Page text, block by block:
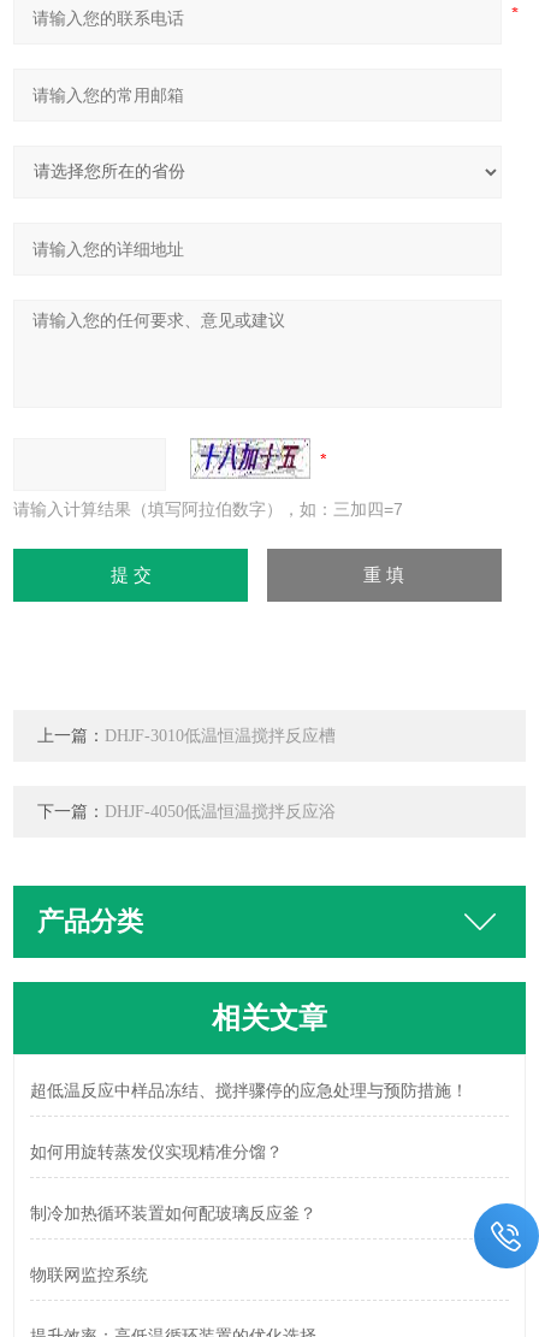
请输入计算结果（填写阿拉伯数字），如：三加四=7
上一篇： DHJF-3010低温恒温搅拌反应槽
下一篇： DHJF-4050低温恒温搅拌反应浴
产品分类
相关文章
超低温反应中样品冻结、搅拌骤停的应急处理与预防措施！
如何用旋转蒸发仪实现精准分馏？
制冷加热循环装置如何配玻璃反应釜？
物联网监控系统